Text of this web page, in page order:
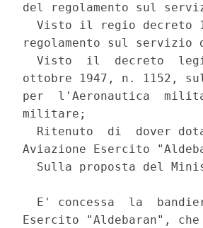
del regolamento sul
Visto il regio decreto
regolamento sul servizio
Visto  il  decreto
ottobre 1947, n. 1152,
per  l'Aeronautica
militare;
Ritenuto  di  dover
Aviazione Esercito
Sulla proposta del
E' concessa  la
Esercito "Aldebaran",